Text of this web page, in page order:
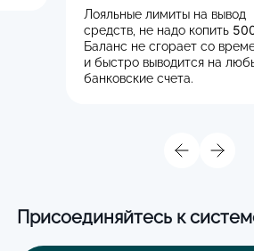
Лояльные лимиты на вывод
средств, не надо копить
Баланс не сгорает со
и быстро выводится на
банковские счета.
Присоединяйтесь к